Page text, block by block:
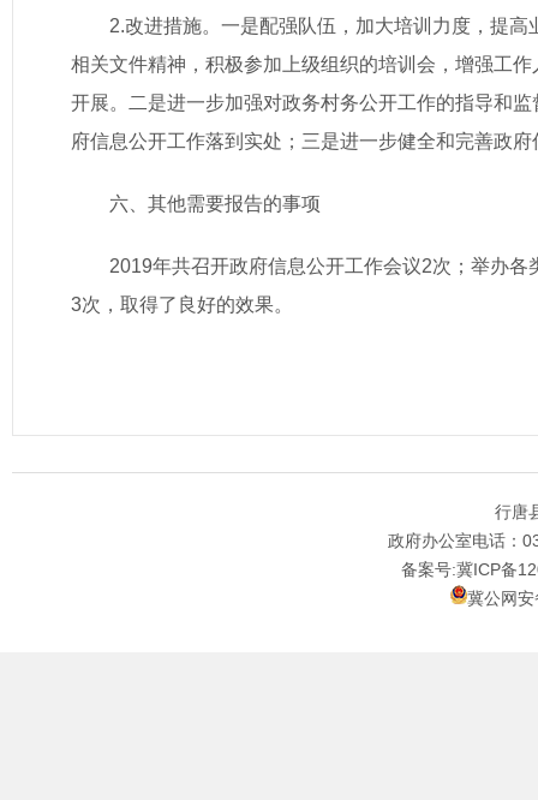
2.改进措施。一是配强队伍，加大培训力度，提
相关文件精神，积极参加上级组织的培训会，增强工
开展。二是进一步加强对政务村务公开工作的指导和
府信息公开工作落到实处；三是进一步健全和完善政
六、其他需要报告的事项
2019年共召开政府信息公开工作会议2次；举办
3次，取得了良好的效果。